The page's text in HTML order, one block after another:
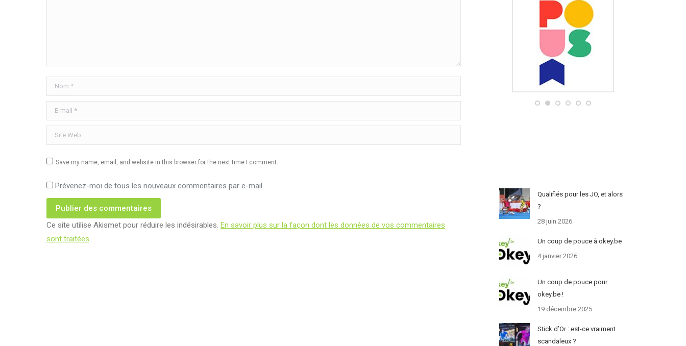
Nom *
E-mail *
Site Web
Save my name, email, and website in this browser for the next time I comment.
Prévenez-moi de tous les nouveaux commentaires par e-mail.
Publier des commentaires
Ce site utilise Akismet pour réduire les indésirables. En savoir plus sur la façon dont les données de vos commentaires
sont traitées
Qualifiés pour les JO, et alors
?
28 juin 2026
Un coup de pouce à okey.be
4 janvier 2026
Un coup de pouce pour
okey.be !
19 décembre 2025
Stick d’Or : est-ce vraiment
scandaleux ?